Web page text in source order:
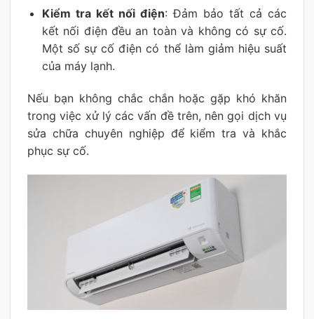
Kiểm tra kết nối điện: Đảm bảo tất cả các
kết nối điện đều an toàn và không có sự cố.
Một số sự cố điện có thể làm giảm hiệu suất
của máy lạnh.
Nếu bạn không chắc chắn hoặc gặp khó khăn
trong việc xử lý các vấn đề trên, nên gọi dịch vụ
sửa chữa chuyên nghiệp để kiểm tra và khắc
phục sự cố.